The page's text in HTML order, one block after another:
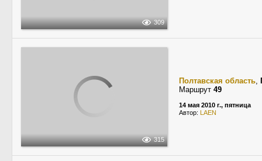
309
315
Полтавская область,
Маршрут 49
14 мая 2010 г., пятница
Автор: LAEN